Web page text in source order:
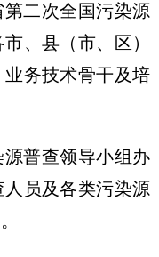
第二次全国污染源
、县（市、区）
务技术骨干及培
普查领导小组办
员及各类污染源